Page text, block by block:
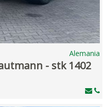
Alemania
- stk 1402